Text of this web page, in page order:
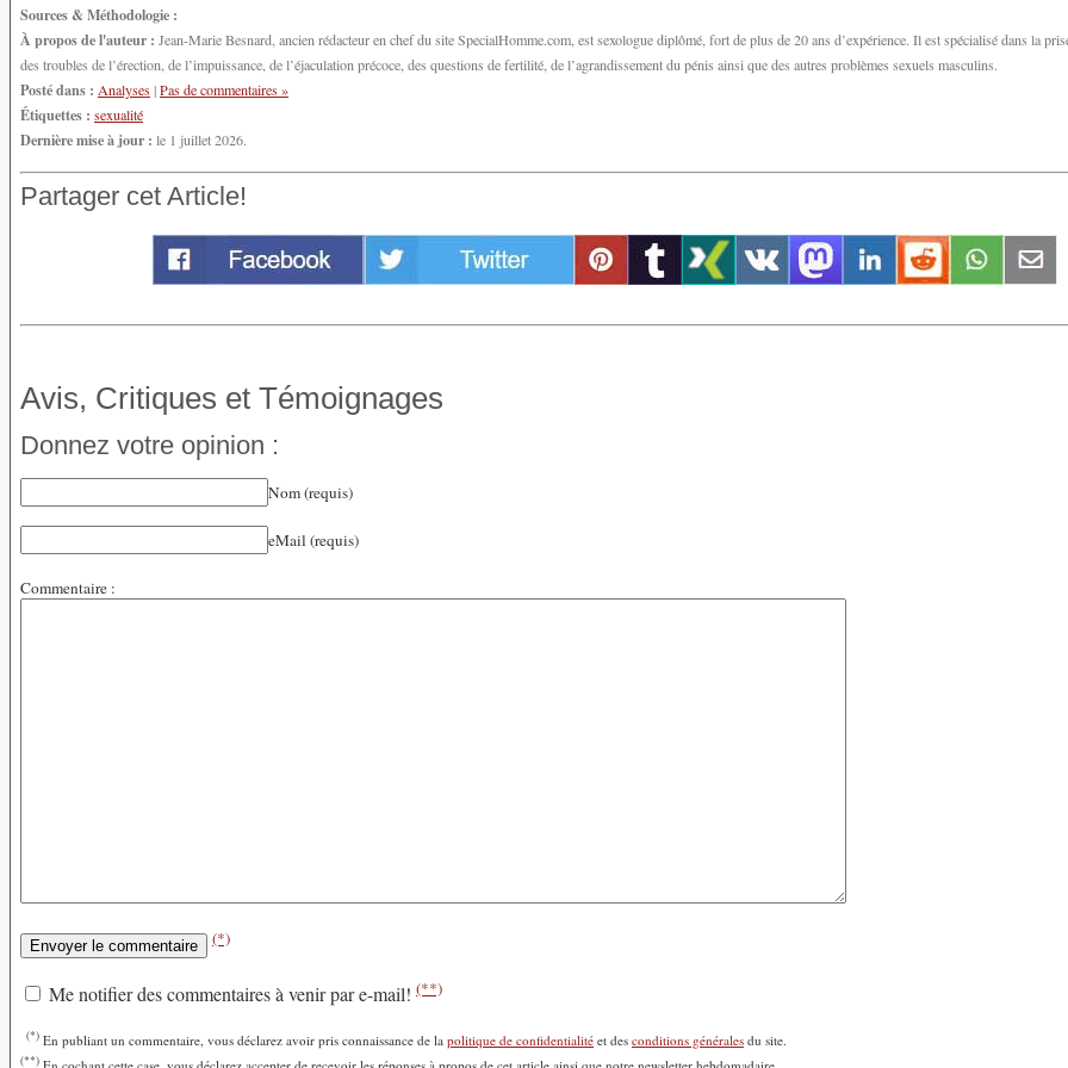
Sources & Méthodologie :
À propos de l'auteur : Jean-Marie Besnard, ancien rédacteur en chef du site SpecialHomme.com, est sexologue diplômé, fort de plus de 20 ans d’expérience. Il est spécialisé dans la
des troubles de l’érection, de l’impuissance, de l’éjaculation précoce, des questions de fertilité, de l’agrandissement du pénis ainsi que des autres problèmes sexuels masculins.
Posté dans : Analyses|Pas de commentaires »
Étiquettes : sexualité
Dernière mise à jour : le 1 juillet 2026.
Partager cet Article!
Avis, Critiques et Témoignages
Donnez votre opinion :
Nom (requis)
eMail (requis)
Commentaire :
(*)
Me notifier des commentaires à venir par e-mail! (**)
(*) En publiant un commentaire, vous déclarez avoir pris connaissance de la politique de confidentialité et des conditions générales du site.
(**)